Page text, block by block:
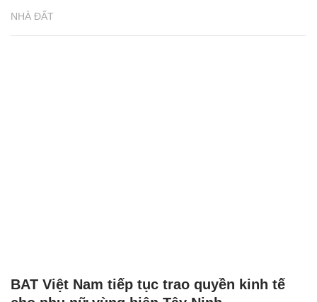
NHÀ ĐẤT
BAT Việt Nam tiếp tục trao quyền kinh tế